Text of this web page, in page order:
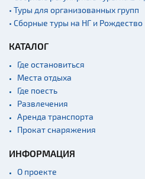
• Туры для организованных групп
• Сборные туры на НГ и Рождество
КАТАЛОГ
Где остановиться
Места отдыха
Где поесть
Развлечения
Аренда транспорта
Прокат снаряжения
ИНФОРМАЦИЯ
О проекте